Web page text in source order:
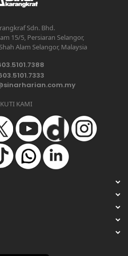
Sdn. Bhd.
15/5, Persiaran Selangor,
Alam Selangor, Malaysia
KAMI